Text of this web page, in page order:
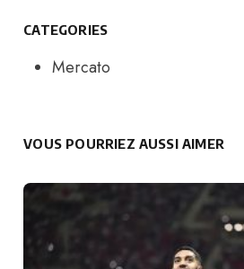
CATEGORIES
Mercato
VOUS POURRIEZ AUSSI AIMER